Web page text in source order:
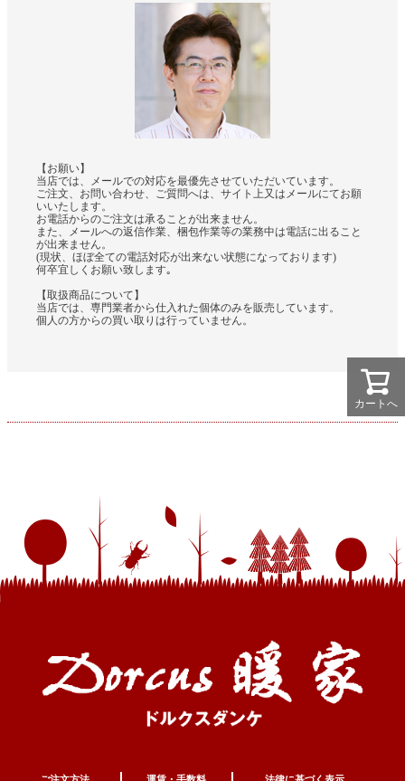
【お願い】
当店では、メールでの対応を最優先させていただいています。
ご注文、お問い合わせ、ご質問へは、サイト上又はメールにてお願
いいたします。
お電話からのご注文は承ることが出来ません。
また、メールへの返信作業、梱包作業等の業務中は電話に出ること
が出来ません。
(現状、ほぼ全ての電話対応が出来ない状態になっております)
何卒宜しくお願い致します｡
【取扱商品について】
当店では、専門業者から仕入れた個体のみを販売しています。
個人の方からの買い取りは行っていません。
カートへ